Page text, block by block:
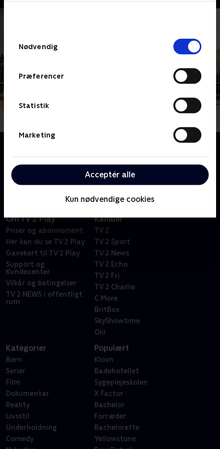
Nødvendig
Præferencer
Statistik
Marketing
Acceptér alle
Kun nødvendige cookies
involveret i opklaringen af forbrydelser i Italien.
Om TV 2 Play
Priser og abonnement
Her kan du se TV 2 Play
Gavekort til TV 2 Play
Support og
Kundecenter
Vilkår og betingelser
TV 2 NEWS i offentligt
rum
Kanaler
TV 2
TV 2 Sport
TV 2 News
TV 2 Echo
TV 2 Fri
TV 2 Charlie
C More
BritBox
SkyShowtime
Oiii
Kategorier
Børn
Serier
Film
Dokumentar
Reality
Livsstil
Underholdning
Comedy
Populært
Klovn
Badehotellet
Sygeplejeskolen
X Factor
Bachelor
Forræder
Bachelorette
Yellowstone